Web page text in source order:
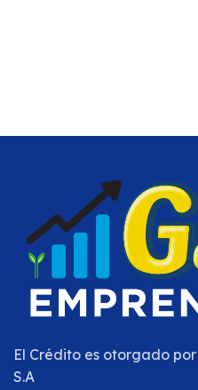
El Crédito es otorgado por
S.A